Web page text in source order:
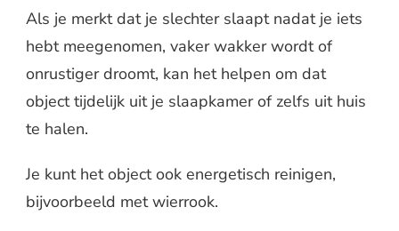
Als je merkt dat je slechter slaapt nadat je iets
hebt meegenomen, vaker wakker wordt of
onrustiger droomt, kan het helpen om dat
object tijdelijk uit je slaapkamer of zelfs uit huis
te halen.
Je kunt het object ook energetisch reinigen,
bijvoorbeeld met wierrook.